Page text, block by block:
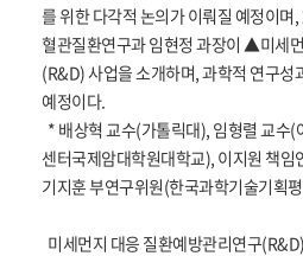
를 위한 다각적 논의가 이뤄질 예정이며
혈관질환연구과 임현정 과장이 ▲미세
(R&D) 사업을 소개하며, 과학적 연구성
예정이다.
* 배상혁 교수(가톨릭대), 임형렬 교수
센터국제암대학원대학교), 이지원 책
기지훈 부연구위원(한국과학기술기획
미세먼지 대응 질환예방관리연구